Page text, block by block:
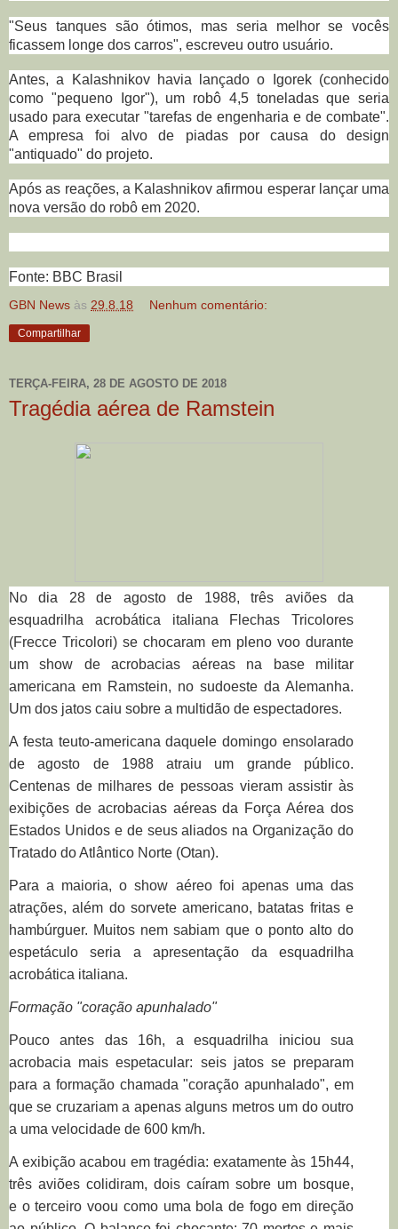
"Seus tanques são ótimos, mas seria melhor se vocês
ficassem longe dos carros", escreveu outro usuário.
Antes, a Kalashnikov havia lançado o Igorek (conhecido
como "pequeno Igor"), um robô 4,5 toneladas que seria
usado para executar "tarefas de engenharia e de combate".
A empresa foi alvo de piadas por causa do design
"antiquado" do projeto.
Após as reações, a Kalashnikov afirmou esperar lançar uma
nova versão do robô em 2020.
Fonte: BBC Brasil
GBN News às 29.8.18 Nenhum comentário:
Compartilhar
TERÇA-FEIRA, 28 DE AGOSTO DE 2018
Tragédia aérea de Ramstein
No dia 28 de agosto de 1988, três aviões da
esquadrilha acrobática italiana Flechas Tricolores
(Frecce Tricolori) se chocaram em pleno voo durante
um show de acrobacias aéreas na base militar
americana em Ramstein, no sudoeste da Alemanha.
Um dos jatos caiu sobre a multidão de espectadores.
A festa teuto-americana daquele domingo ensolarado
de agosto de 1988 atraiu um grande público.
Centenas de milhares de pessoas vieram assistir às
exibições de acrobacias aéreas da Força Aérea dos
Estados Unidos e de seus aliados na Organização do
Tratado do Atlântico Norte (Otan).
Para a maioria, o show aéreo foi apenas uma das
atrações, além do sorvete americano, batatas fritas e
hambúrguer. Muitos nem sabiam que o ponto alto do
espetáculo seria a apresentação da esquadrilha
acrobática italiana.
Formação "coração apunhalado"
Pouco antes das 16h, a esquadrilha iniciou sua
acrobacia mais espetacular: seis jatos se preparam
para a formação chamada "coração apunhalado", em
que se cruzariam a apenas alguns metros um do outro
a uma velocidade de 600 km/h.
A exibição acabou em tragédia: exatamente às 15h44,
três aviões colidiram, dois caíram sobre um bosque,
e o terceiro voou como uma bola de fogo em direção